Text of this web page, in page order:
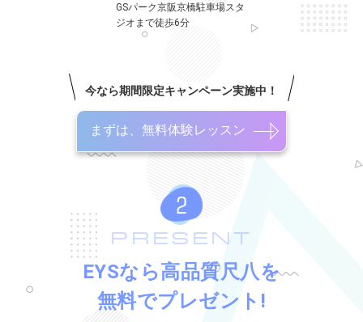
GSパーク京阪京橋駐車場スタ
ジオまで徒歩6分
今なら期間限定キャンペーン実施中！
まずは、無料体験レッスン
PRESENT
EYSなら高品質尺八を
無料でプレゼント!